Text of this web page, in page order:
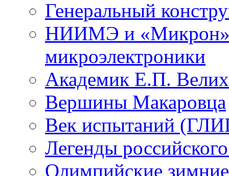
Генеральный
НИИМЭ и «Микрон»
микроэлектроники
Академик Е.П.
Вершины Макаровца
Век испытаний
Легенды
Олимпийские